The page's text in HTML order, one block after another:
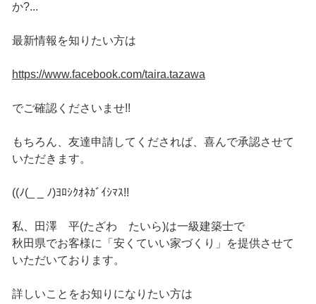
か?...
最新情報を知りたい方は
https://www.facebook.com/taira.tazawa
でご確認くださいませ!!
もちろん、友達申請してくだされば、喜んで承認させて
いただきます。
((ﾉ(_ _ ﾉ)ﾖﾛｼｸｵﾈｶﾞｲｼﾏｽ!!
私、田澤 平(たざわ たいら)は一級建築士で
秋田県でお客様に「安くていい家づくり」を提供させて
いただいております。
詳しいことをお知りになりたい方は